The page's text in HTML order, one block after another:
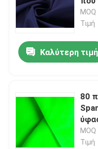
Καλύτερη τιμή
80